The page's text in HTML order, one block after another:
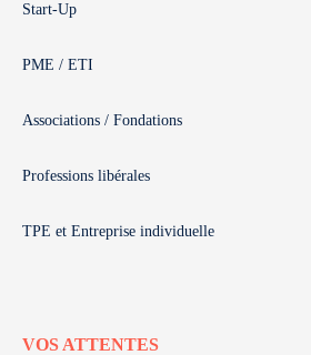
Start-Up
PME / ETI
Associations / Fondations
Professions libérales
TPE et Entreprise individuelle
VOS ATTENTES